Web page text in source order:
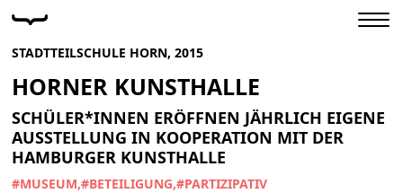
STADTTEILSCHULE HORN, 2015
HORNER KUNSTHALLE
SCHÜLER*INNEN ERÖFFNEN JÄHRLICH EIGENE
AUSSTELLUNG IN KOOPERATION MIT DER
HAMBURGER KUNSTHALLE
#MUSEUM #BETEILIGUNG #PARTIZIPATIV